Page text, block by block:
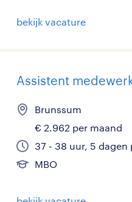
bekijk vacature
Assistent
Brunssum
€ 2.962 per maand
37 - 38 uur, 5 dagen
MBO